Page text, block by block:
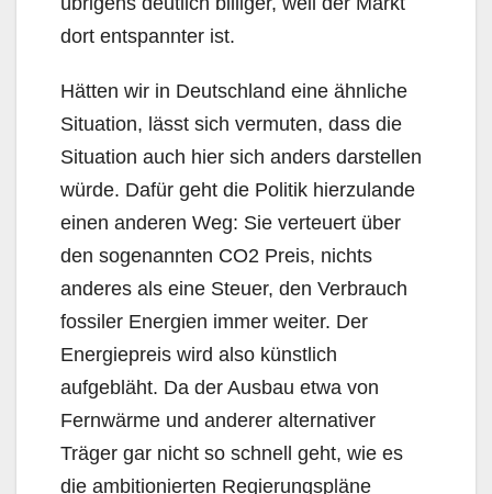
dort entspannter ist.
Hätten wir in Deutschland eine ähnliche
Situation, lässt sich vermuten, dass die
Situation auch hier sich anders darstellen
würde. Dafür geht die Politik hierzulande
einen anderen Weg: Sie verteuert über
den sogenannten CO2 Preis, nichts
anderes als eine Steuer, den Verbrauch
fossiler Energien immer weiter. Der
Energiepreis wird also künstlich
aufgebläht. Da der Ausbau etwa von
Fernwärme und anderer alternativer
Träger gar nicht so schnell geht, wie es
die ambitionierten Regierungspläne